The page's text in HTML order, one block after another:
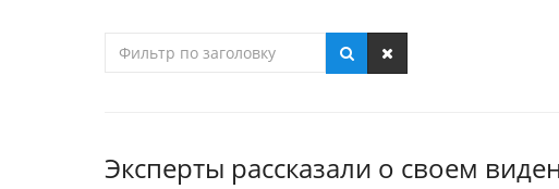
Эксперты рассказали о своем